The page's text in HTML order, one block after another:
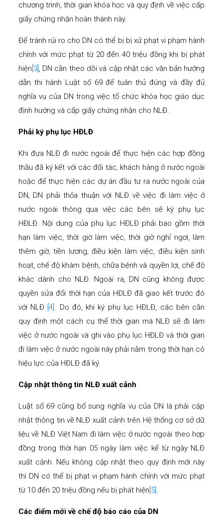
chương trình, thời gian khóa học và quy định về việc cấp
giấy chứng nhận hoàn thành này.
Để tránh rủi ro cho DN có thể bị bị xử phạt vi phạm hành
chính với mức phạt từ 20 đến 40 triệu đồng khi bị phát
hiện [3] , DN cần theo dõi và cập nhật các văn bản hướng
dẫn thi hành Luật số 69 để tuân thủ đúng và đầy đủ
nghĩa vụ của DN trong việc tổ chức khóa học giáo dục
định hướng và cấp giấy chứng nhận cho NLĐ.
Phải ký phụ lục HĐLĐ
Khi đưa NLĐ đi nước ngoài để thực hiện các hợp đồng
thầu đã ký kết với các đối tác, khách hàng ở nước ngoài
hoặc để thực hiện các dự án đầu tư ra nước ngoài của
DN, DN phải thỏa thuận với NLĐ về việc đi làm việc ở
nước ngoài thông qua việc các bên sẽ ký phụ lục
HĐLĐ. Nội dung của phụ lục HĐLĐ phải bao gồm thời
hạn làm việc, thời giờ làm việc, thời giờ nghỉ ngơi, làm
thêm giờ, tiền lương, điều kiện làm việc, điều kiện sinh
hoạt, chế độ khám bệnh, chữa bệnh và quyền lợi, chế độ
khác dành cho NLĐ. Ngoài ra, DN cũng không được
quyền sửa đổi thời hạn của HĐLĐ đã giao kết trước đó
với NLĐ [4] . Do đó, khi ký phụ lục HĐLĐ, các bên cần
quy định một cách cụ thể thời gian mà NLĐ sẽ đi làm
việc ở nước ngoài và ghi vào phụ lục HĐLĐ và thời gian
đi làm việc ở nước ngoài này phải nằm trong thời hạn có
hiệu lực của HĐLĐ đã ký.
Cập nhật thông tin NLĐ xuất cảnh
Luật số 69 cũng bổ sung nghĩa vụ của DN là phải cập
nhật thông tin về NLĐ xuất cảnh trên Hệ thống cơ sở dữ
liệu về NLĐ Việt Nam đi làm việc ở nước ngoài theo hợp
đồng trong thời hạn 05 ngày làm việc kể từ ngày NLĐ
xuất cảnh. Nếu không cập nhật theo quy định mới này
thì DN có thể bị phạt vi phạm hành chính với mức phạt
từ 10 đến 20 triệu đồng nếu bị phát hiện [5] .
Các điểm mới về chế độ báo cáo của DN